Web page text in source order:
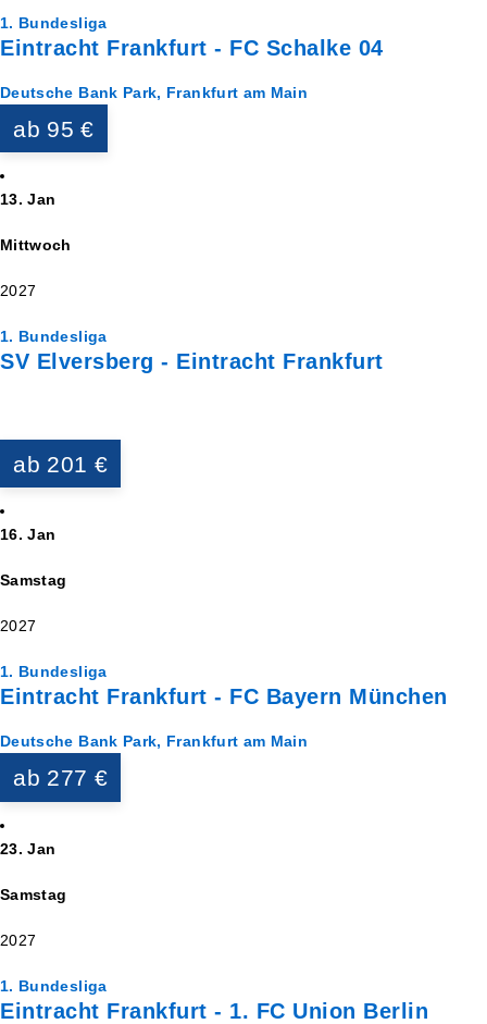
1. Bundesliga
Eintracht Frankfurt - FC Schalke 04
Deutsche Bank Park, Frankfurt am Main
ab 95 €
13. Jan
Mittwoch
2027
1. Bundesliga
SV Elversberg - Eintracht Frankfurt
ab 201 €
16. Jan
Samstag
2027
1. Bundesliga
Eintracht Frankfurt - FC Bayern München
Deutsche Bank Park, Frankfurt am Main
ab 277 €
23. Jan
Samstag
2027
1. Bundesliga
Eintracht Frankfurt - 1. FC Union Berlin